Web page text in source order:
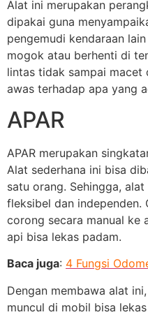
Alat ini merupakan
dipakai guna
pengemudi kendaraan
mogok atau berhenti di
lintas tidak sampai macet
awas terhadap apa yang
APAR
APAR merupakan
Alat sederhana ini bisa
satu orang. Sehingga,
fleksibel dan independen.
corong secara manual ke
api bisa lekas padam.
Baca juga: 4 Fungsi
Dengan membawa alat
muncul di mobil bisa